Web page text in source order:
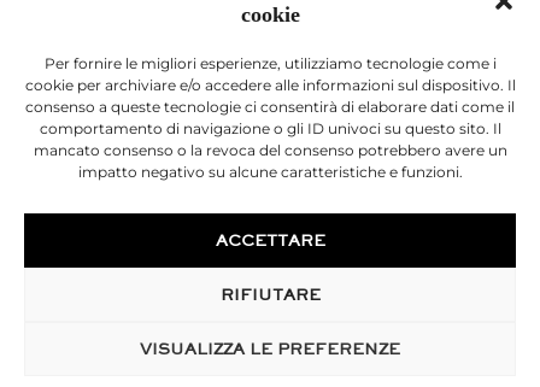
cookie
Per fornire le migliori esperienze, utilizziamo tecnologie come i
cookie per archiviare e/o accedere alle informazioni sul dispositivo. Il
consenso a queste tecnologie ci consentirà di elaborare dati come il
comportamento di navigazione o gli ID univoci su questo sito. Il
mancato consenso o la revoca del consenso potrebbero avere un
impatto negativo su alcune caratteristiche e funzioni.
ACCETTARE
RIFIUTARE
VISUALIZZA LE PREFERENZE